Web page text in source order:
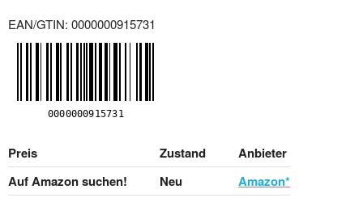
EAN/GTIN: 0000000915731
Preis Zustand
Anbieter
Auf Amazon suchen!
Neu Amazon*